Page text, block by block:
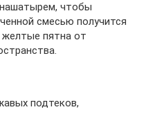
чтобы
смесью получится
пятна от
подтеков,